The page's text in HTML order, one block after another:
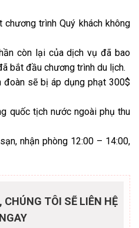
trình Quý khách không
còn lại của dịch vụ đã bao
bắt đầu chương trình du lịch.
đoàn sẽ bị áp dụng phạt 300$
quốc tịch nước ngoài phụ thu
nhận phòng 12:00 – 14:00,
TÔI SẼ LIÊN HỆ
NGAY